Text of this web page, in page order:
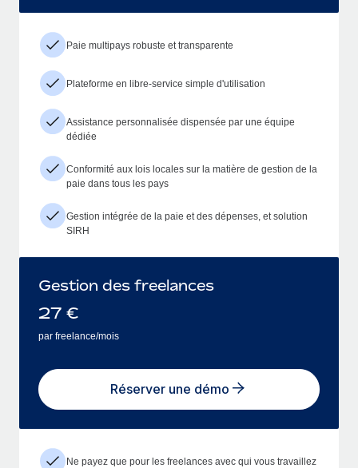
Paie multipays robuste et transparente
Plateforme en libre-service simple d'utilisation
Assistance personnalisée dispensée par une équipe
dédiée
Conformité aux lois locales sur la matière de gestion de la
paie dans tous les pays
Gestion intégrée de la paie et des dépenses, et solution
SIRH
Gestion des freelances
27 €
par freelance/mois
Réserver une démo
Ne payez que pour les freelances avec qui vous travaillez